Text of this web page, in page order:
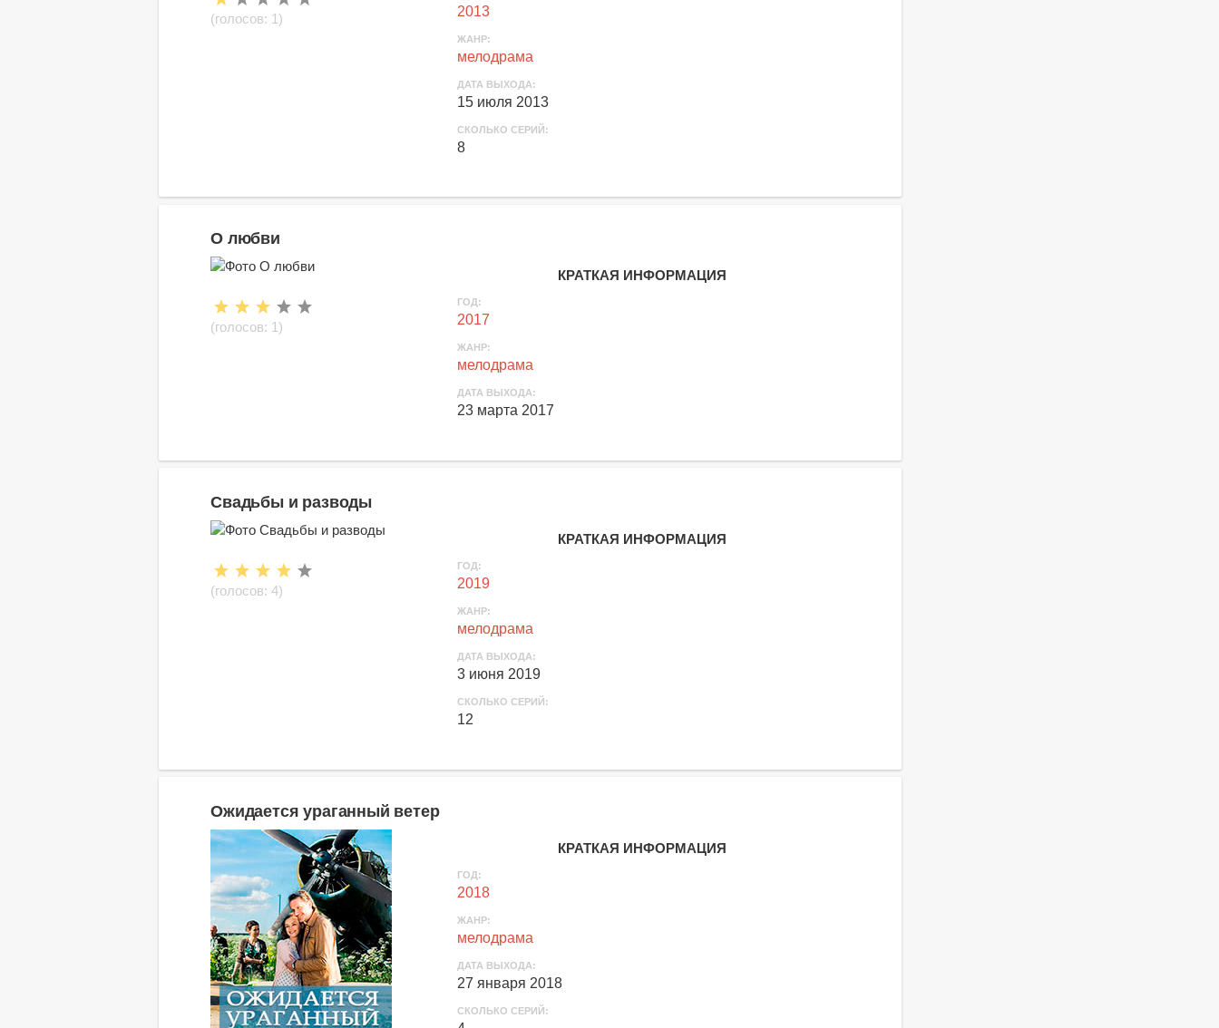
2013
ЖАНР:
мелодрама
ДАТА ВЫХОДА:
15 июля 2013
СКОЛЬКО СЕРИЙ:
8
(голосов: 1)
О любви
КРАТКАЯ ИНФОРМАЦИЯ
ГОД:
2017
ЖАНР:
мелодрама
ДАТА ВЫХОДА:
23 марта 2017
(голосов: 1)
Свадьбы и разводы
КРАТКАЯ ИНФОРМАЦИЯ
ГОД:
2019
ЖАНР:
мелодрама
ДАТА ВЫХОДА:
3 июня 2019
СКОЛЬКО СЕРИЙ:
12
(голосов:4)
Ожидается ураганный ветер
КРАТКАЯ ИНФОРМАЦИЯ
ГОД:
2018
ЖАНР:
мелодрама
ДАТА ВЫХОДА:
27 января 2018
СКОЛЬКО СЕРИЙ: